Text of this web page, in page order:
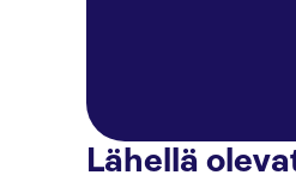
Lähellä